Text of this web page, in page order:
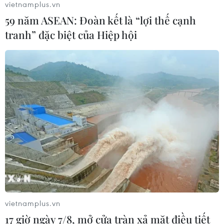
04/08/2026 14:34
Xem thêm
CƠ QUAN CHỦ QUẢN: THÔNG TẤN XÃ VIỆT NAM
Tổng Biên tập: TRẦN TIẾN DUẨN
Phó Tổng Biên tập: NGUYỄN THỊ TÁM, KHÚC THANH
THỦY
Sở hữu trí tuệ
vietnamplus.vn
59 năm ASEAN: Đoàn kết là “lợi thế cạnh
tranh” đặc biệt của Hiệp hội
vietnamplus.vn
17 giờ ngày 7/8, mở cửa tràn xả mặt điều tiết